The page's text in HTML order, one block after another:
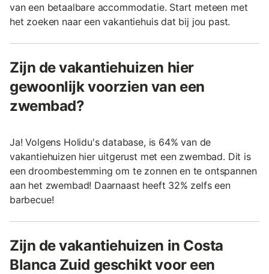
van een betaalbare accommodatie. Start meteen met
het zoeken naar een vakantiehuis dat bij jou past.
Zijn de vakantiehuizen hier
gewoonlijk voorzien van een
zwembad?
Ja! Volgens Holidu's database, is 64% van de
vakantiehuizen hier uitgerust met een zwembad. Dit is
een droombestemming om te zonnen en te ontspannen
aan het zwembad! Daarnaast heeft 32% zelfs een
barbecue!
Zijn de vakantiehuizen in Costa
Blanca Zuid geschikt voor een